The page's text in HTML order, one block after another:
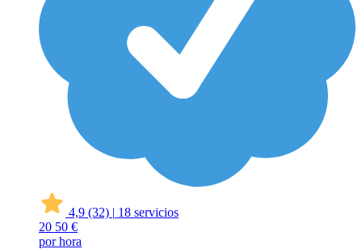
4,9 (32) | 18 servicios
20 50 €
por hora